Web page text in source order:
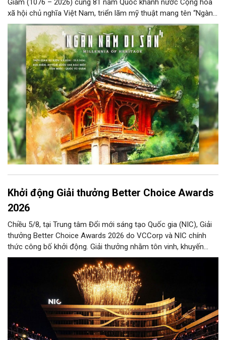
Giám (1076 – 2026) cùng 81 năm Quốc khánh nước Cộng hòa
xã hội chủ nghĩa Việt Nam, triển lãm mỹ thuật mang tên “Ngàn
năm di sản” sẽ chính thức khai mạc vào ngày 8/8 tại Nhà Thái
Học, Di tích Quốc gia đặc biệt Văn Miếu – Quốc Tử Giám. Sự
kiện kéo dài đến ngày 25/9/2026 hứa hẹn trở thành điểm đến
văn hóa đầy sức hút, góp phần làm phong phú đời sống nghệ
thuật của Thủ đô trong mùa thu này.
Khởi động Giải thưởng Better Choice Awards
2026
Chiều 5/8, tại Trung tâm Đổi mới sáng tạo Quốc gia (NIC), Giải
thưởng Better Choice Awards 2026 do VCCorp và NIC chính
thức công bố khởi động. Giải thưởng nhằm tôn vinh, khuyến
khích, cổ vũ những giá trị đổi mới, sáng tạo, áp dụng trong đời
sống thực, phục vụ người tiêu dùng.